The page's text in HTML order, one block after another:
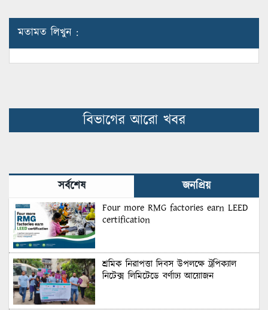
মতামত লিখুন :
বিভাগের আরো খবর
সর্বশেষ জনপ্রিয়
Four more RMG factories earn LEED
certification
শ্রমিক নিরাপত্তা দিবস উপলক্ষে ট্রপিক্যাল
নিটেক্স লিমিটেডে বর্ণাঢ্য আয়োজন